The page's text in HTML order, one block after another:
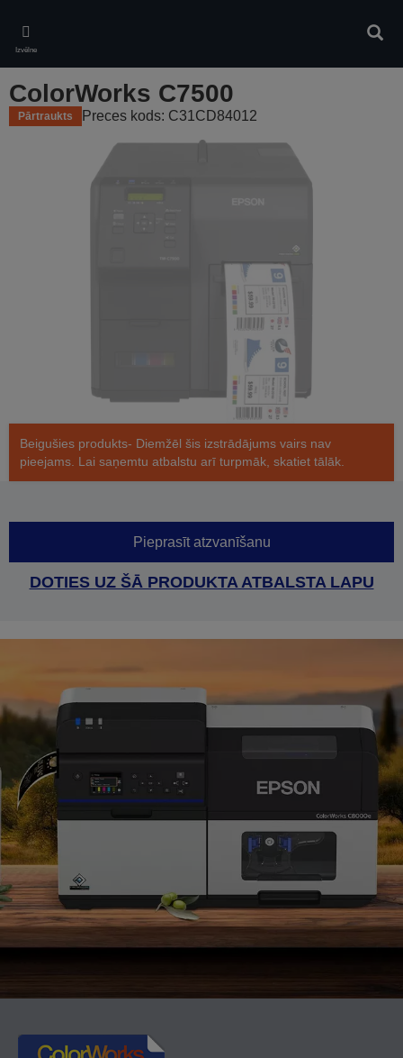
main
content
Izvēlne
ColorWorks C7500
Pārtraukts Preces kods: C31CD84012
Beigušies produkts- Diemžēl šis izstrādājums vairs nav
pieejams. Lai saņemtu atbalstu arī turpmāk, skatiet tālāk.
Pieprasīt atzvanīšanu
DOTIES UZ ŠĀ PRODUKTA ATBALSTA LAPU